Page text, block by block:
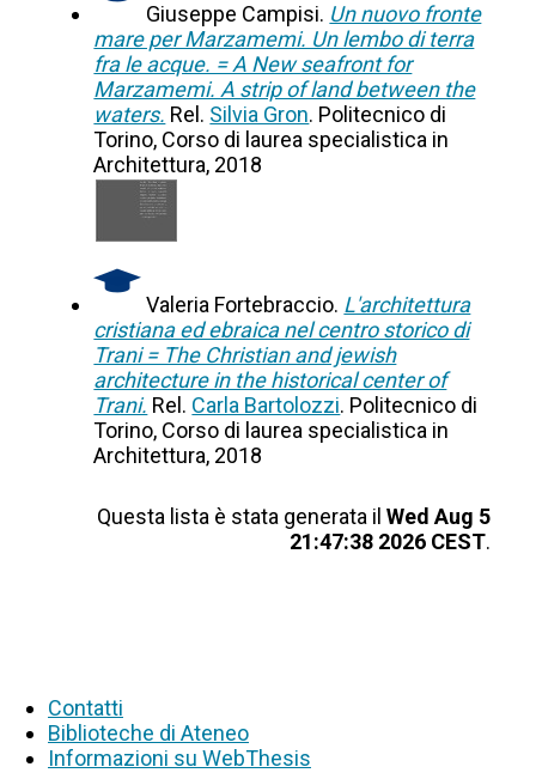
Giuseppe Campisi. Un nuovo fronte
mare per Marzamemi. Un lembo di terra
fra le acque. = A New seafront for
Marzamemi. A strip of land between the
waters. Rel. Silvia Gron. Politecnico di
Torino, Corso di laurea specialistica in
Architettura, 2018
Valeria Fortebraccio. L'architettura
cristiana ed ebraica nel centro storico di
Trani = The Christian and jewish
architecture in the historical center of
Trani. Rel. Carla Bartolozzi. Politecnico di
Torino, Corso di laurea specialistica in
Architettura, 2018
Questa lista è stata generata il Wed Aug 5
21:47:38 2026 CEST.
Contatti
Biblioteche di Ateneo
Informazioni su WebThesis